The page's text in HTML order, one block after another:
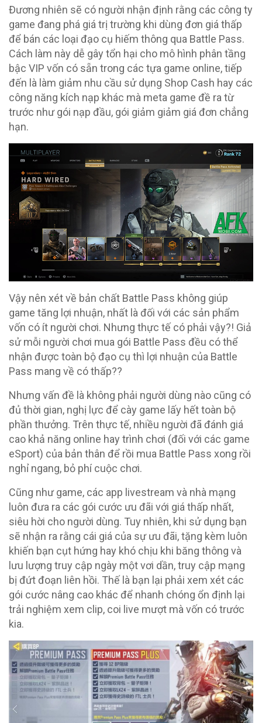
Đương nhiên sẽ có người nhận định rằng các công ty
game đang phá giá trị trường khi dùng đơn giá thấp
để bán các loại đạo cụ hiếm thông qua Battle Pass.
Cách làm này dễ gây tổn hại cho mô hình phân tầng
bậc VIP vốn có sẵn trong các tựa game online, tiếp
đến là làm giảm nhu cầu sử dụng Shop Cash hay các
công năng kích nạp khác mà meta game đề ra từ
trước như gói nạp đầu, gói giảm giảm giá đơn chẳng
hạn.
Vậy nên xét về bản chất Battle Pass không giúp
game tăng lợi nhuận, nhất là đối với các sản phẩm
vốn có ít người chơi. Nhưng thực tế có phải vậy?! Giả
sử mỗi người chơi mua gói Battle Pass đều có thể
nhận được toàn bộ đạo cụ thì lợi nhuận của Battle
Pass mang về có thấp??
Nhưng vấn đề là không phải người dùng nào cũng có
đủ thời gian, nghị lực để cày game lấy hết toàn bộ
phần thưởng. Trên thực tế, nhiều người đã đánh giá
cao khả năng online hay trình chơi (đối với các game
eSport) của bản thân để rồi mua Battle Pass xong rồi
nghỉ ngang, bỏ phí cuộc chơi.
Cũng như game, các app livestream và nhà mạng
luôn đưa ra các gói cước ưu đãi với giá thấp nhất,
siêu hời cho người dùng. Tuy nhiên, khi sử dụng bạn
sẽ nhận ra rằng cái giá của sự ưu đãi, tặng kèm luôn
khiến bạn cụt hứng hay khó chịu khi băng thông và
lưu lượng truy cập ngày một vơi dần, truy cập mạng
bị đứt đoạn liên hồi. Thế là bạn lại phải xem xét các
gói cước nâng cao khác để nhanh chóng ổn định lại
trải nghiệm xem clip, coi live mượt mà vốn có trước
kia.